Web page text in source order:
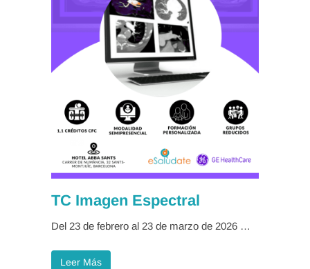
TC Imagen Espectral
Del 23 de febrero al 23 de marzo de 2026 …
Leer Más